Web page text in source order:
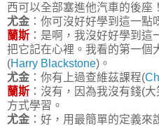
西可以全部塞進他汽車的後座
尤金 ：你可沒好好學到這一點
蘭斯 ：是啊，我沒好好學到
把它記在心裡。我看的第一
(Harry Blackstone)。
尤金 ：你有上過查維茲課程(
蘭斯 ：沒有，因為我沒有錢(
方式學習。
尤金 ：好，用最簡單的定義